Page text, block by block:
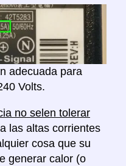
adecuada para
Volts.
no selen tolerar
las altas corrientes
cosa que su
generar calor (o